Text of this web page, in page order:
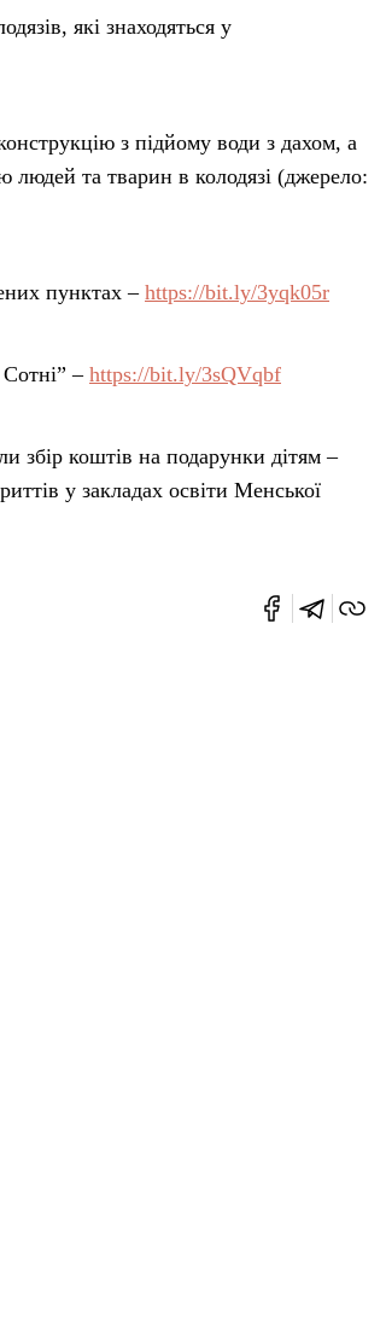
які знаходяться у
з підйому води з дахом, а
людей та тварин в колодязі (джерело:
пунктах – https://bit.ly/3yqk05r
– https://bit.ly/3sQVqbf
збір коштів на подарунки дітям –
у закладах освіти Менської